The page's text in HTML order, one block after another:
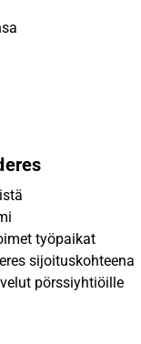
työpaikat
sijoituskohteena
pörssiyhtiöille